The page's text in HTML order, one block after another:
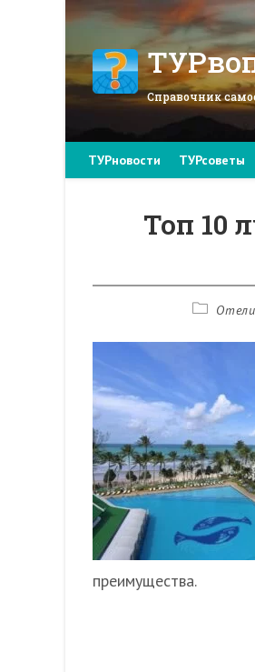
Справочник
ТУРновости ТУРсоветы
Топ 10
Рубрика
преимущества.